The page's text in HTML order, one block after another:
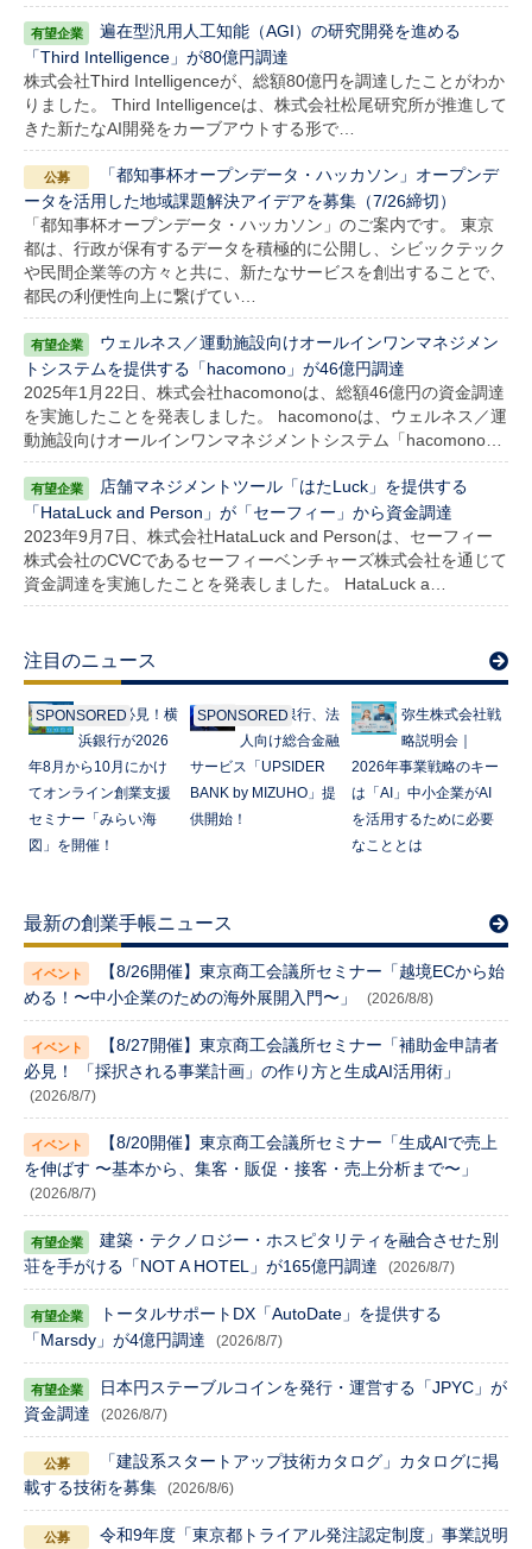
遍在型汎用人工知能（AGI）の研究開発を進める
「Third Intelligence」が80億円調達
株式会社Third Intelligenceが、総額80億円を調達したことがわか
りました。 Third Intelligenceは、株式会社松尾研究所が推進して
きた新たなAI開発をカーブアウトする形で…
「都知事杯オープンデータ・ハッカソン」オープンデ
ータを活用した地域課題解決アイデアを募集（7/26締切）
「都知事杯オープンデータ・ハッカソン」のご案内です。 東京
都は、行政が保有するデータを積極的に公開し、シビックテック
や民間企業等の方々と共に、新たなサービスを創出することで、
都民の利便性向上に繋げてい…
ウェルネス／運動施設向けオールインワンマネジメン
トシステムを提供する「hacomono」が46億円調達
2025年1月22日、株式会社hacomonoは、総額46億円の資金調達
を実施したことを発表しました。 hacomonoは、ウェルネス／運
動施設向けオールインワンマネジメントシステム「hacomono…
店舗マネジメントツール「はたLuck」を提供する
「HataLuck and Person」が「セーフィー」から資金調達
2023年9月7日、株式会社HataLuck and Personは、セーフィー
株式会社のCVCであるセーフィーベンチャーズ株式会社を通じて
資金調達を実施したことを発表しました。 HataLuck a…
注目のニュース
SPONSORED起業家必見！横
浜銀行が2026
年8月から10月にかけ
てオンライン創業支援
セミナー「みらい海
図」を開催！
SPONSOREDみずほ銀行、法
人向け総合金融
サービス「UPSIDER
BANK by MIZUHO」提
供開始！
弥生株式会社戦
略説明会｜
2026年事業戦略のキー
は「AI」中小企業がAI
を活用するために必要
なこととは
最新の創業手帳ニュース
【8/26開催】東京商工会議所セミナー「越境ECから始
める！〜中小企業のための海外展開入門〜」
(2026/8/8)
【8/27開催】東京商工会議所セミナー「補助金申請者
必見！ 「採択される事業計画」の作り方と生成AI活用術」
(2026/8/7)
【8/20開催】東京商工会議所セミナー「生成AIで売上
を伸ばす 〜基本から、集客・販促・接客・売上分析まで〜」
(2026/8/7)
建築・テクノロジー・ホスピタリティを融合させた別
荘を手がける「NOT A HOTEL」が165億円調達
(2026/8/7)
トータルサポートDX「AutoDate」を提供する
「Marsdy」が4億円調達
(2026/8/7)
日本円ステーブルコインを発行・運営する「JPYC」が
資金調達
(2026/8/7)
「建設系スタートアップ技術カタログ」カタログに掲
載する技術を募集
(2026/8/6)
令和9年度「東京都トライアル発注認定制度」事業説明